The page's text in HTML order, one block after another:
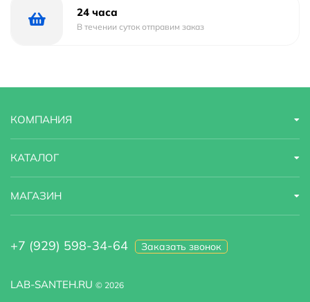
24 часа
В течении суток отправим заказ
LAB-SANTEH.RU © 2026
КОМПАНИЯ
КАТАЛОГ
МАГАЗИН
+7 (929) 598-34-64 Заказать звонок